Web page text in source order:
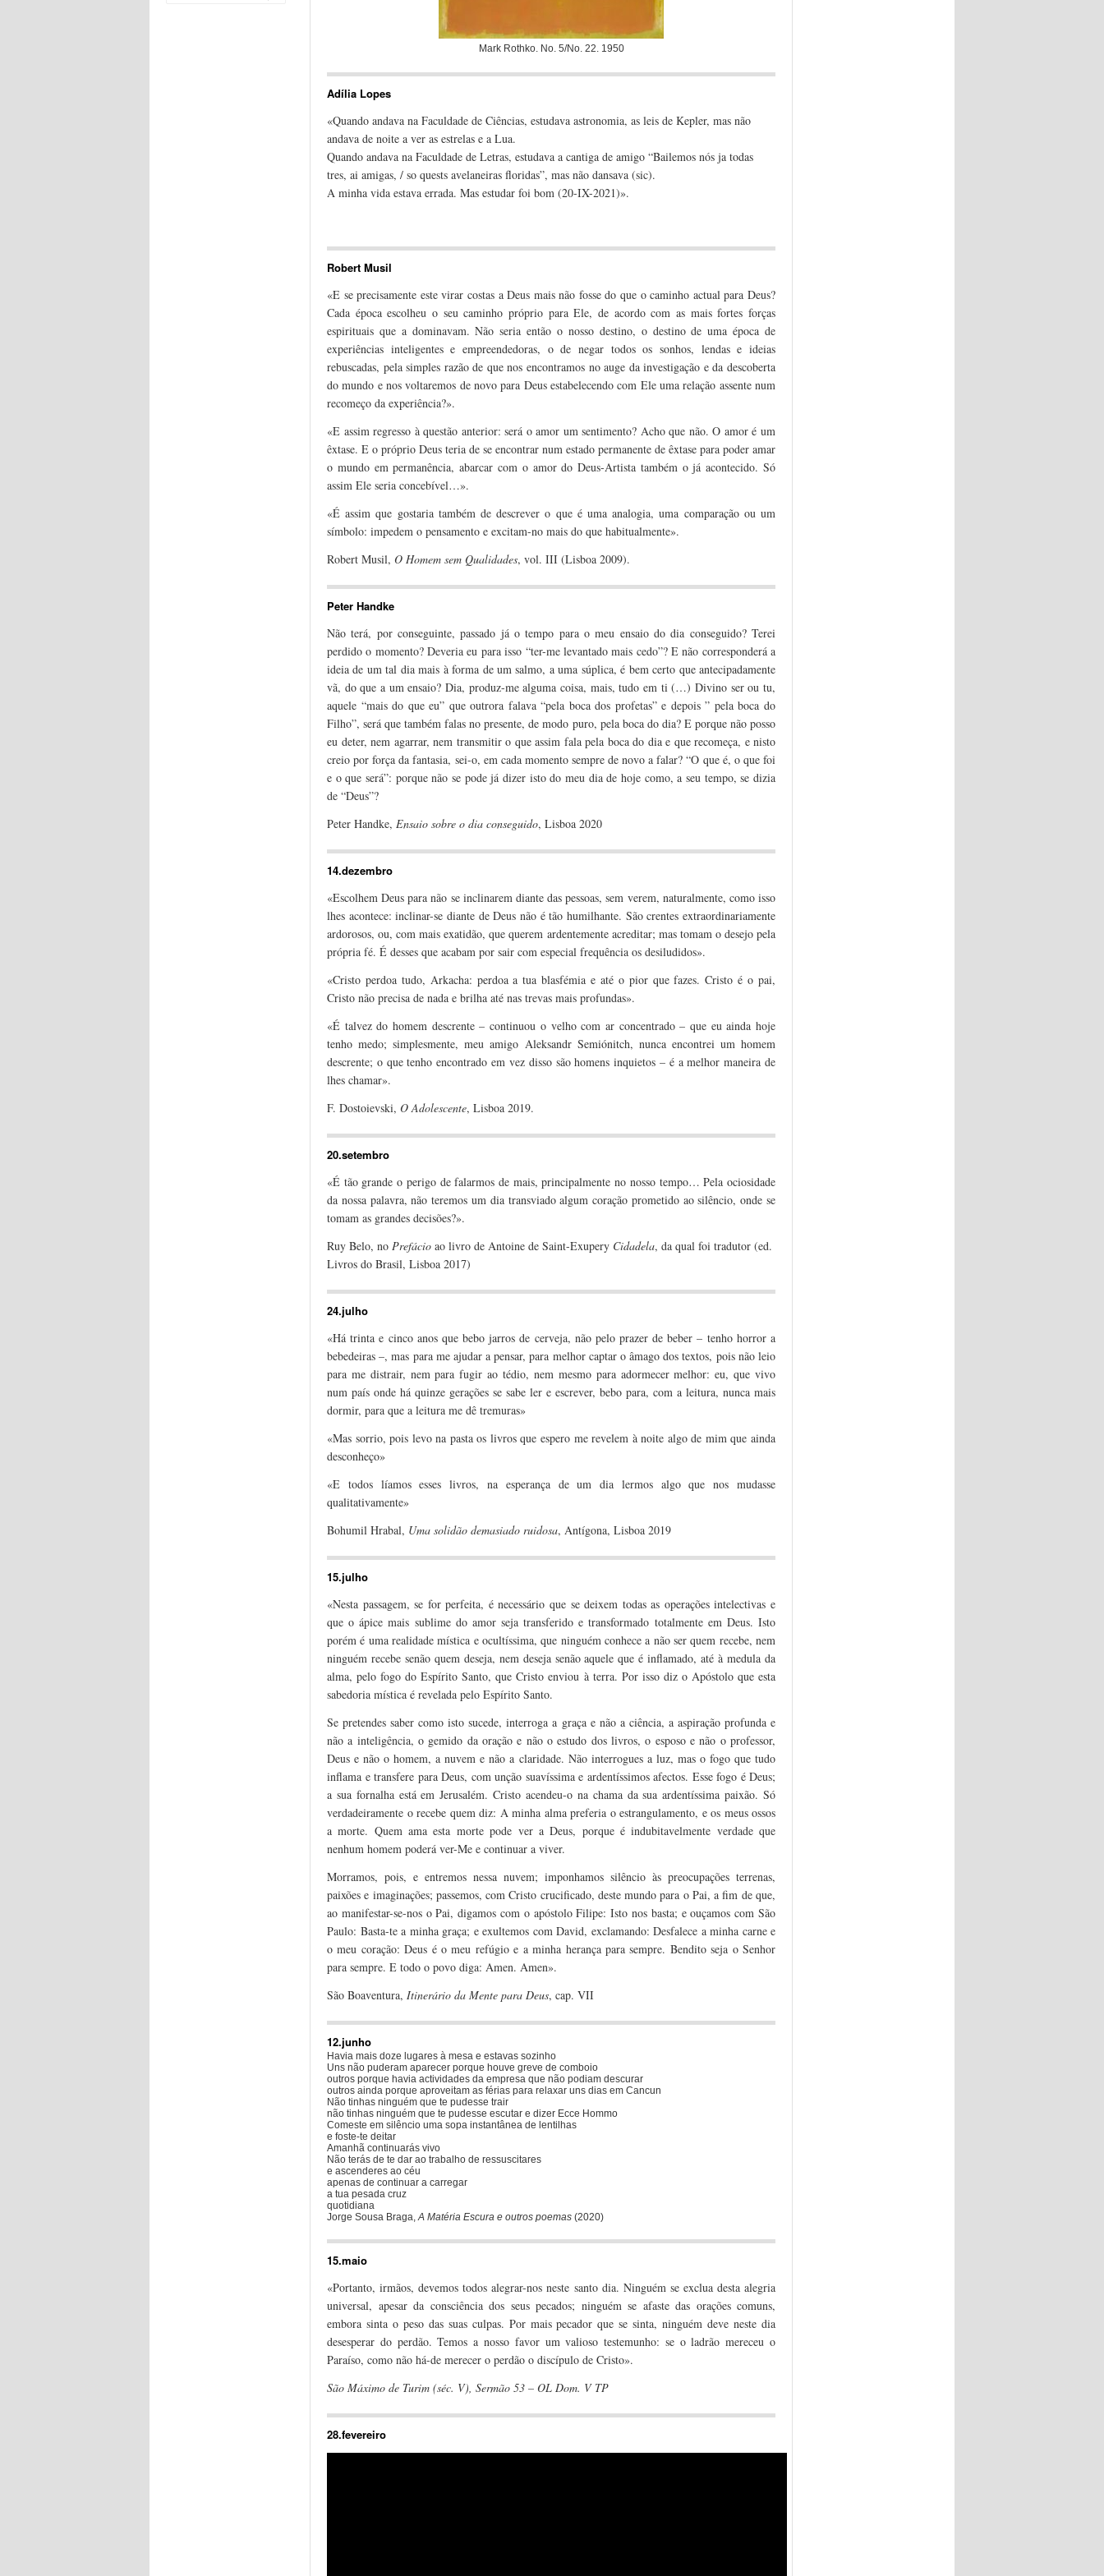
Mark Rothko. No. 5/No. 22. 1950
Adília Lopes
«Quando andava na Faculdade de Ciências, estudava astronomia, as leis de Kepler, mas não
andava de noite a ver as estrelas e a Lua.
Quando andava na Faculdade de Letras, estudava a cantiga de amigo “Bailemos nós ja todas
tres, ai amigas, / so quests avelaneiras floridas”, mas não dansava (sic).
A minha vida estava errada. Mas estudar foi bom (20-IX-2021)».
Robert Musil
«E se precisamente este virar costas a Deus mais não fosse do que o caminho actual para Deus?
Cada época escolheu o seu caminho próprio para Ele, de acordo com as mais fortes forças
espirituais que a dominavam. Não seria então o nosso destino, o destino de uma época de
experiências inteligentes e empreendedoras, o de negar todos os sonhos, lendas e ideias
rebuscadas, pela simples razão de que nos encontramos no auge da investigação e da descoberta
do mundo e nos voltaremos de novo para Deus estabelecendo com Ele uma relação assente num
recomeço da experiência?».
«E assim regresso à questão anterior: será o amor um sentimento? Acho que não. O amor é um
êxtase. E o próprio Deus teria de se encontrar num estado permanente de êxtase para poder amar
o mundo em permanência, abarcar com o amor do Deus-Artista também o já acontecido. Só
assim Ele seria concebível…».
«É assim que gostaria também de descrever o que é uma analogia, uma comparação ou um
símbolo: impedem o pensamento e excitam-no mais do que habitualmente».
Robert Musil, O Homem sem Qualidades, vol. III (Lisboa 2009).
Peter Handke
Não terá, por conseguinte, passado já o tempo para o meu ensaio do dia conseguido? Terei
perdido o momento? Deveria eu para isso “ter-me levantado mais cedo”? E não corresponderá a
ideia de um tal dia mais à forma de um salmo, a uma súplica, é bem certo que antecipadamente
vã, do que a um ensaio? Dia, produz-me alguma coisa, mais, tudo em ti (…) Divino ser ou tu,
aquele “mais do que eu” que outrora falava “pela boca dos profetas” e depois ” pela boca do
Filho”, será que também falas no presente, de modo puro, pela boca do dia? E porque não posso
eu deter, nem agarrar, nem transmitir o que assim fala pela boca do dia e que recomeça, e nisto
creio por força da fantasia, sei-o, em cada momento sempre de novo a falar? “O que é, o que foi
e o que será”: porque não se pode já dizer isto do meu dia de hoje como, a seu tempo, se dizia
de “Deus”?
Peter Handke, Ensaio sobre o dia conseguido, Lisboa 2020
14.dezembro
«Escolhem Deus para não se inclinarem diante das pessoas, sem verem, naturalmente, como isso
lhes acontece: inclinar-se diante de Deus não é tão humilhante. São crentes extraordinariamente
ardorosos, ou, com mais exatidão, que querem ardentemente acreditar; mas tomam o desejo pela
própria fé. É desses que acabam por sair com especial frequência os desiludidos».
«Cristo perdoa tudo, Arkacha: perdoa a tua blasfémia e até o pior que fazes. Cristo é o pai,
Cristo não precisa de nada e brilha até nas trevas mais profundas».
«É talvez do homem descrente – continuou o velho com ar concentrado – que eu ainda hoje
tenho medo; simplesmente, meu amigo Aleksandr Semiónitch, nunca encontrei um homem
descrente; o que tenho encontrado em vez disso são homens inquietos – é a melhor maneira de
lhes chamar».
F. Dostoievski, O Adolescente, Lisboa 2019.
20.setembro
«É tão grande o perigo de falarmos de mais, principalmente no nosso tempo… Pela ociosidade
da nossa palavra, não teremos um dia transviado algum coração prometido ao silêncio, onde se
tomam as grandes decisões?».
Ruy Belo, no Prefácio ao livro de Antoine de Saint-Exupery Cidadela, da qual foi tradutor (ed.
Livros do Brasil, Lisboa 2017)
24.julho
«Há trinta e cinco anos que bebo jarros de cerveja, não pelo prazer de beber – tenho horror a
bebedeiras –, mas para me ajudar a pensar, para melhor captar o âmago dos textos, pois não leio
para me distrair, nem para fugir ao tédio, nem mesmo para adormecer melhor: eu, que vivo
num país onde há quinze gerações se sabe ler e escrever, bebo para, com a leitura, nunca mais
dormir, para que a leitura me dê tremuras»
«Mas sorrio, pois levo na pasta os livros que espero me revelem à noite algo de mim que ainda
desconheço»
«E todos líamos esses livros, na esperança de um dia lermos algo que nos mudasse
qualitativamente»
Bohumil Hrabal, Uma solidão demasiado ruidosa, Antígona, Lisboa 2019
15.julho
«Nesta passagem, se for perfeita, é necessário que se deixem todas as operações intelectivas e
que o ápice mais sublime do amor seja transferido e transformado totalmente em Deus. Isto
porém é uma realidade mística e ocultíssima, que ninguém conhece a não ser quem recebe, nem
ninguém recebe senão quem deseja, nem deseja senão aquele que é inflamado, até à medula da
alma, pelo fogo do Espírito Santo, que Cristo enviou à terra. Por isso diz o Apóstolo que esta
sabedoria mística é revelada pelo Espírito Santo.
Se pretendes saber como isto sucede, interroga a graça e não a ciência, a aspiração profunda e
não a inteligência, o gemido da oração e não o estudo dos livros, o esposo e não o professor,
Deus e não o homem, a nuvem e não a claridade. Não interrogues a luz, mas o fogo que tudo
inflama e transfere para Deus, com unção suavíssima e ardentíssimos afectos. Esse fogo é Deus;
a sua fornalha está em Jerusalém. Cristo acendeu-o na chama da sua ardentíssima paixão. Só
verdadeiramente o recebe quem diz: A minha alma preferia o estrangulamento, e os meus ossos
a morte. Quem ama esta morte pode ver a Deus, porque é indubitavelmente verdade que
nenhum homem poderá ver-Me e continuar a viver.
Morramos, pois, e entremos nessa nuvem; imponhamos silêncio às preocupações terrenas,
paixões e imaginações; passemos, com Cristo crucificado, deste mundo para o Pai, a fim de que,
ao manifestar-se-nos o Pai, digamos com o apóstolo Filipe: Isto nos basta; e ouçamos com São
Paulo: Basta-te a minha graça; e exultemos com David, exclamando: Desfalece a minha carne e
o meu coração: Deus é o meu refúgio e a minha herança para sempre. Bendito seja o Senhor
para sempre. E todo o povo diga: Amen. Amen».
São Boaventura, Itinerário da Mente para Deus, cap. VII
12.junho
Havia mais doze lugares à mesa e estavas sozinho
Uns não puderam aparecer porque houve greve de comboio
outros porque havia actividades da empresa que não podiam descurar
outros ainda porque aproveitam as férias para relaxar uns dias em Cancun
Não tinhas ninguém que te pudesse trair
não tinhas ninguém que te pudesse escutar e dizer Ecce Hommo
Comeste em silêncio uma sopa instantânea de lentilhas
e foste-te deitar
Amanhã continuarás vivo
Não terás de te dar ao trabalho de ressuscitares
e ascenderes ao céu
apenas de continuar a carregar
a tua pesada cruz
quotidiana
Jorge Sousa Braga,A Matéria Escura e outros poemas (2020)
15.maio
«Portanto, irmãos, devemos todos alegrar-nos neste santo dia. Ninguém se exclua desta alegria
universal, apesar da consciência dos seus pecados; ninguém se afaste das orações comuns,
embora sinta o peso das suas culpas. Por mais pecador que se sinta, ninguém deve neste dia
desesperar do perdão. Temos a nosso favor um valioso testemunho: se o ladrão mereceu o
Paraíso, como não há-de merecer o perdão o discípulo de Cristo».
São Máximo de Turim (séc. V), Sermão 53 – OL Dom. V TP
28.fevereiro